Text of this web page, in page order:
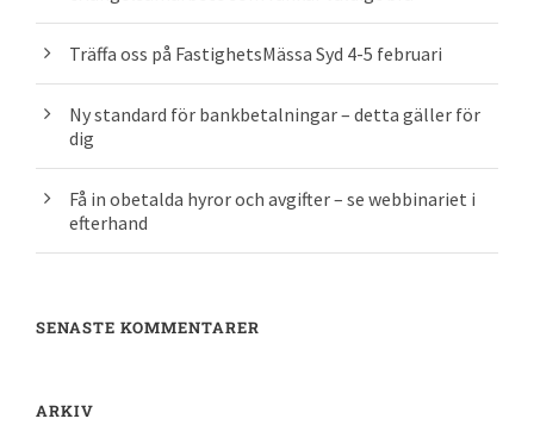
Träffa oss på FastighetsMässa Syd 4-5 februari
Ny standard för bankbetalningar – detta gäller för
dig
Få in obetalda hyror och avgifter – se webbinariet i
efterhand
SENASTE KOMMENTARER
ARKIV